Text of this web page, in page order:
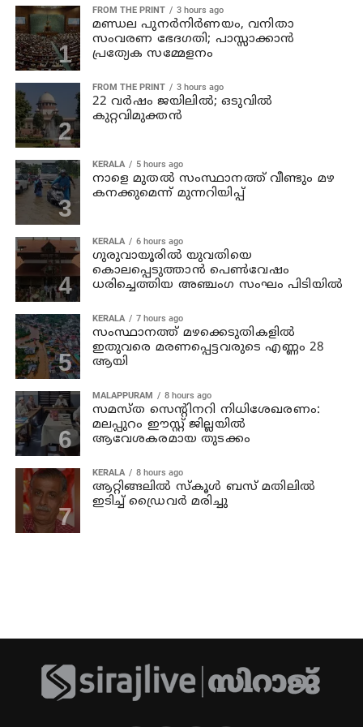
FROM THE PRINT 3 hours ago
മണ്ഡല പുനർനിർണയം, വനിതാ
സംവരണ ഭേദഗതി; പാസ്സാക്കാൻ
പ്രത്യേക സമ്മേളനം
FROM THE PRINT 3 hours ago
22 വർഷം ജയിലിൽ; ഒടുവിൽ
കുറ്റവിമുക്തൻ
KERALA 5 hours ago
നാളെ മുതല്‍ സംസ്ഥാനത്ത് വീണ്ടും മഴ
കനക്കുമെന്ന് മുന്നറിയിപ്പ്
KERALA 6 hours ago
ഗുരുവായൂരില്‍ യുവതിയെ
കൊലപ്പെടുത്താന്‍ പെണ്‍വേഷം
ധരിച്ചെത്തിയ അഞ്ചംഗ സംഘം പിടിയില്‍
KERALA 7 hours ago
സംസ്ഥാനത്ത് മഴക്കെടുതികളില്‍
ഇതുവരെ മരണപ്പെട്ടവരുടെ എണ്ണം 28
ആയി
MALAPPURAM 8 hours ago
സമസ്ത സെന്റിനറി നിധിശേഖരണം:
മലപ്പുറം ഈസ്റ്റ് ജില്ലയിൽ
ആവേശകരമായ തുടക്കം
KERALA 8 hours ago
ആറ്റിങ്ങലില്‍ സ്‌കൂള്‍ ബസ് മതിലില്‍
ഇടിച്ച് ഡ്രൈവര്‍ മരിച്ചു